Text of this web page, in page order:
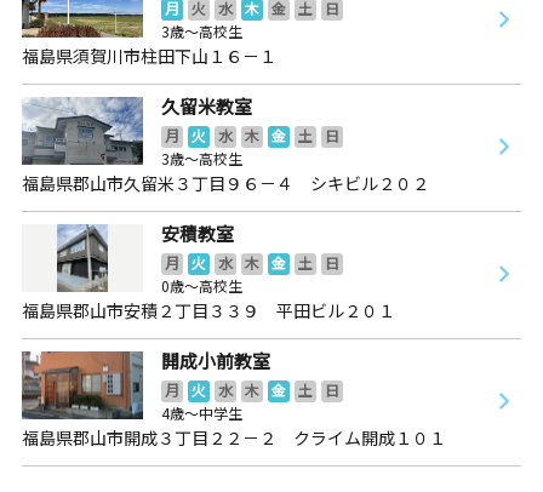
月 火 水 木 金 土
日
3歳～高校生
福島県須賀川市柱田下山１６－１
久留米教室
月 火 水 木 金 土
日
3歳～高校生
福島県郡山市久留米３丁目９６－４ シキビル２０２
安積教室
月 火 水 木 金 土
日
0歳～高校生
福島県郡山市安積２丁目３３９ 平田ビル２０１
開成小前教室
月 火 水 木 金 土
日
4歳～中学生
福島県郡山市開成３丁目２２－２ クライム開成１０１